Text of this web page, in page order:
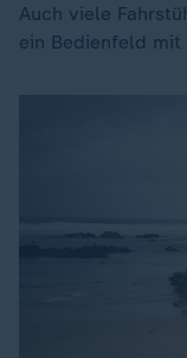
Auch viele
ein Bedienfeld mit
Dieses